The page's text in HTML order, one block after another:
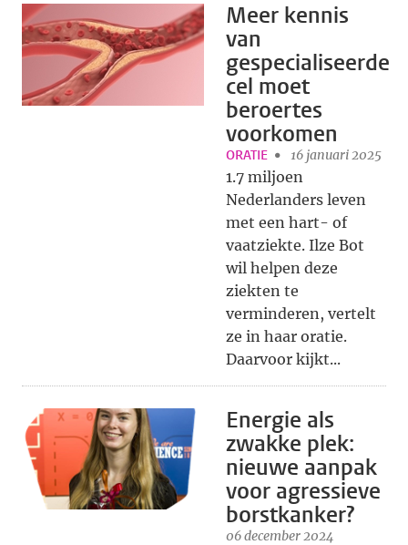
Meer kennis
van
gespecialiseerde
cel moet
beroertes
voorkomen
ORATIE 16 januari 2025
1.7 miljoen
Nederlanders leven
met een hart- of
vaatziekte. Ilze Bot
wil helpen deze
ziekten te
verminderen, vertelt
ze in haar oratie.
Daarvoor kijkt...
Energie als
zwakke plek:
nieuwe aanpak
voor agressieve
borstkanker?
06 december 2024